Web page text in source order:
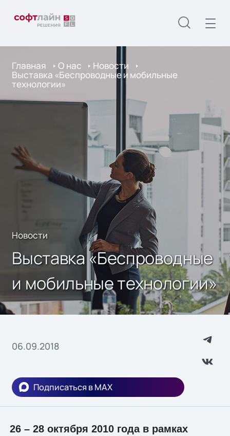
Главная О нас Новости
Выставка «Беспроводные и мобильные
технологии»
Новости
Выставка «Беспроводные
и мобильные технологии»
06.09.2018
Подписаться в MAX
26 – 28 октября 2010 года в рамках